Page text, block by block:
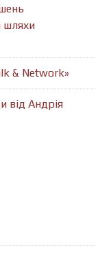
шляхи
& Network»
від Андрія